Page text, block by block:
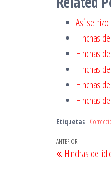
Así se
Hinchas
Hinchas
Hinchas
Hinchas
Hinchas
Etiquetas
Navegación
de
Entrada
anterior
ANTERIOR
Hinchas del